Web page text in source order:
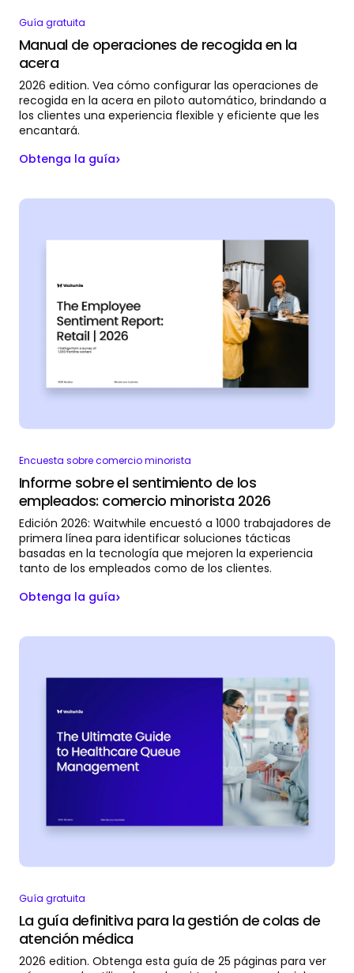
Guía gratuita
Manual de operaciones de recogida en la
acera
2026 edition. Vea cómo configurar las operaciones de
recogida en la acera en piloto automático, brindando a
los clientes una experiencia flexible y eficiente que les
encantará.
Obtenga la guía
Encuesta sobre comercio minorista
Informe sobre el sentimiento de los
empleados: comercio minorista 2026
Edición 2026: Waitwhile encuestó a 1000 trabajadores de
primera línea para identificar soluciones tácticas
basadas en la tecnología que mejoren la experiencia
tanto de los empleados como de los clientes.
Obtenga la guía
Guía gratuita
La guía definitiva para la gestión de colas de
atención médica
2026 edition. Obtenga esta guía de 25 páginas para ver